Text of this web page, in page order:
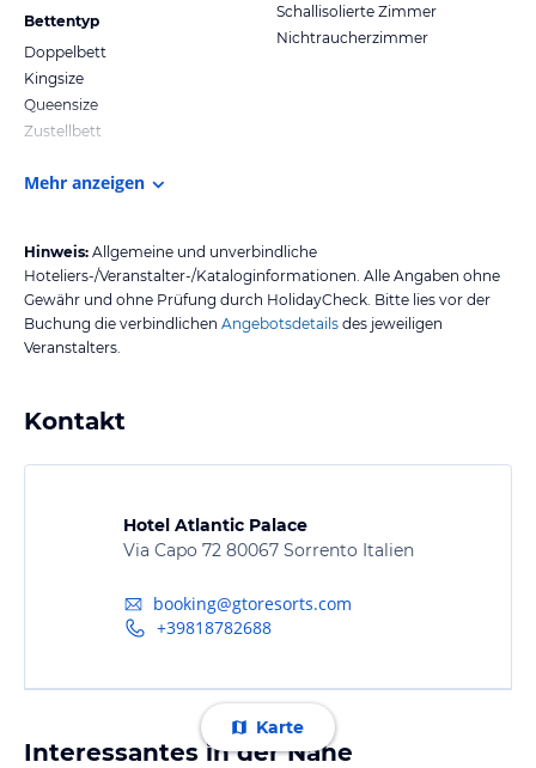
Bettentyp
Doppelbett
Kingsize
Queensize
Zustellbett
Schallisolierte Zimmer
Nichtraucherzimmer
Mehr anzeigen
Hinweis: Allgemeine und unverbindliche
Hoteliers-/Veranstalter-/Kataloginformationen. Alle Angaben ohne
Gewähr und ohne Prüfung durch HolidayCheck. Bitte lies vor der
Buchung die verbindlichen Angebotsdetails des jeweiligen
Veranstalters.
Kontakt
Hotel Atlantic Palace
Via Capo 72 80067 Sorrento Italien
booking@gtoresorts.com
+39818782688
Karte
Interessantes in der Nähe